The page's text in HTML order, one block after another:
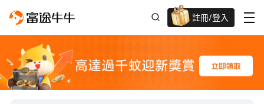
註冊/登入
迎新驚喜賞 股票/BTC等任你揀!